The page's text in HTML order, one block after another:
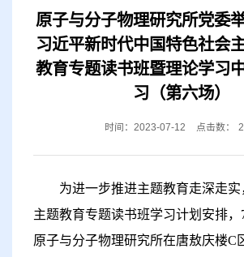
原子与分子物理研究所党委
习近平新时代中国特色社会
教育专题读书班暨理论学习
习（第六场）
时间：2023-07-12 点击数：
为进一步推进主题教育走深走
主题教育专题读书班学习计划安排，
原子与分子物理研究所在唐敖庆楼C